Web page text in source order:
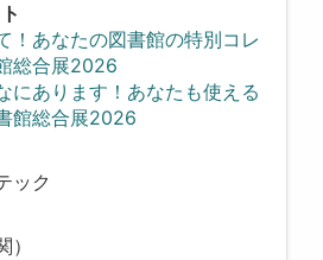
！あなたの図書館の特別コレ
総合展2026
にあります！あなたも使える
館総合展2026
ック